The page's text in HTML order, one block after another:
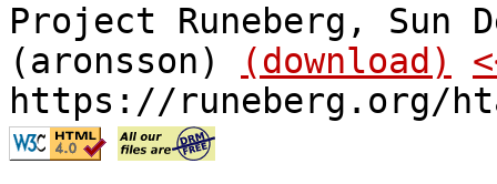
Project Runeberg, Sun
(aronsson)
(download)
https://runeberg.org/